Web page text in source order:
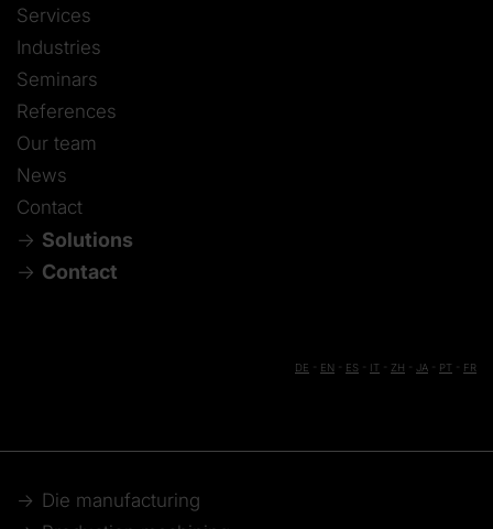
Services
Industries
Seminars
References
Our team
News
Contact
Solutions
Contact
DE EN ES IT ZH JA PT FR
Die manufacturing